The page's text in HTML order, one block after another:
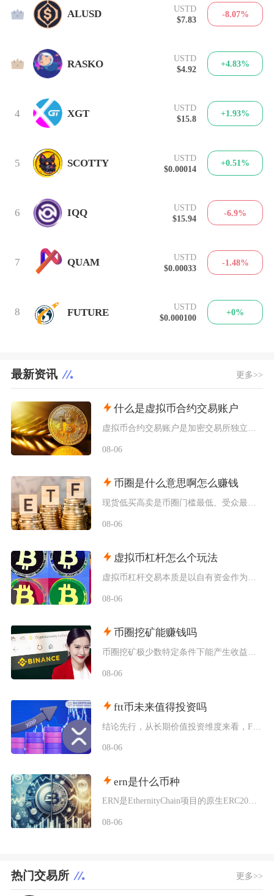
2 ALUSD
USTD
$7.83
-8.07%
3 RASKO
USTD
$4.92
+4.83%
4 XGT
USTD
$15.8
+1.93%
5 SCOTTY
USTD
$0.00014
+0.51%
6 IQQ
USTD
$15.94
-6.9%
7 QUAM
USTD
$0.00033
-1.48%
8 FUTURE
USTD
$0.000100
+0%
最新资讯 更多>>
什么是虚拟币合约交易账户
虚拟币合约交易账户是加密交易所独立划分、专门用于开展衍生品合约交易的资金账户，独立于现货账
08-06
币圈是什么意思啊怎么赚钱
08-06
虚拟币杠杆怎么个玩法
08-06
币圈挖矿能赚钱吗
08-06
ftt币未来值得投资吗
08-06
ern是什么币种
ERN是EthernityChain项目的原生ERC20代币，主打合规授权NFT赛道，聚焦
08-06
热门交易所 更多>>